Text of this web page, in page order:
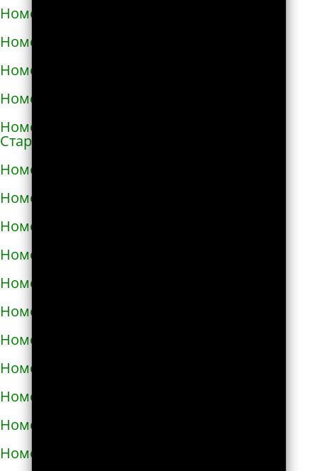
Номера телефонов такси в Снятыне
Номера телефонов такси в Сокале
Номера телефонов такси в Солоницевке
Номера телефонов такси в Сосновке
Номера телефонов такси в
Староконстантинове
Номера телефонов такси в Стебнике
Номера телефонов такси в Стрые
Номера телефонов такси в Сумах
Номера телефонов такси в Таврийске
Номера телефонов такси в Тальном
Номера телефонов такси в Тараще
Номера телефонов такси в Татарбунарах
Номера телефонов такси в Теплодаре
Номера телефонов такси в Теребовле
Номера телефонов такси в Терновке
Номера телефонов такси в Тернополе